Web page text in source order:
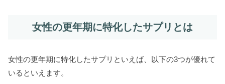
女性の更年期に特化したサプリとは
女性の更年期に特化したサプリといえば、以下の3つが優れて
いるといえます。